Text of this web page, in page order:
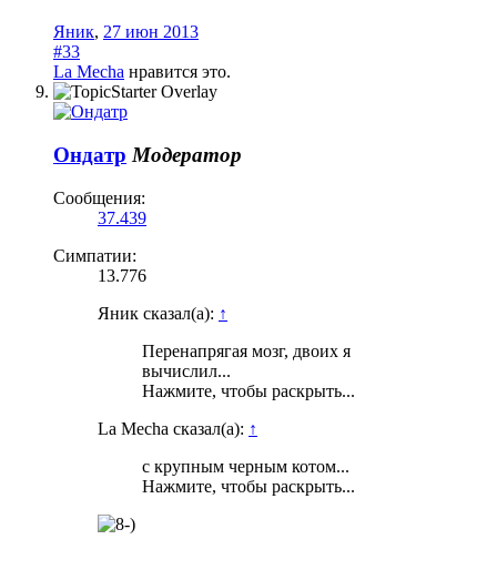
Яник, 27 июн 2013
#33
La Mecha нравится это.
Ондатр Модератор
Сообщения:
37.439
Симпатии:
13.776
Яник сказал(а): ↑
Перенапрягая мозг, двоих я
вычислил...
Нажмите, чтобы раскрыть...
La Mecha сказал(а): ↑
с крупным черным котом...
Нажмите, чтобы раскрыть...